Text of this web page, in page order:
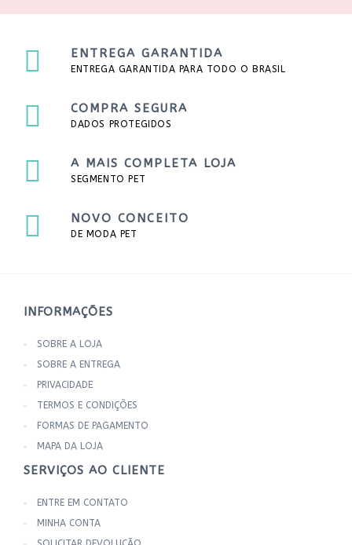
ENTREGA GARANTIDA
ENTREGA GARANTIDA PARA TODO O BRASIL
COMPRA SEGURA
DADOS PROTEGIDOS
A MAIS COMPLETA LOJA
SEGMENTO PET
NOVO CONCEITO
DE MODA PET
INFORMAÇÕES
SOBRE A LOJA
SOBRE A ENTREGA
PRIVACIDADE
TERMOS E CONDIÇÕES
FORMAS DE PAGAMENTO
MAPA DA LOJA
SERVIÇOS AO CLIENTE
ENTRE EM CONTATO
MINHA CONTA